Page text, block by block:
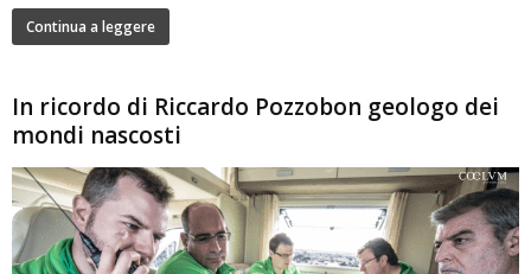
Continua a leggere
In ricordo di Riccardo Pozzobon geologo dei
mondi nascosti